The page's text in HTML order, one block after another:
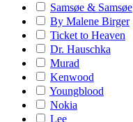
Samsøe & Samsøe
By Malene Birger
Ticket to Heaven
Dr. Hauschka
Murad
Kenwood
Youngblood
Nokia
Lee